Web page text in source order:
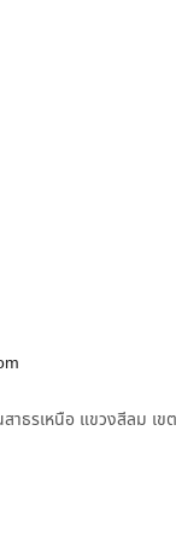
าธรเหนือ แขวงสีลม เขต